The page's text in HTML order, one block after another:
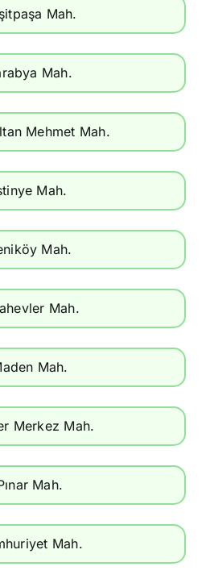
Mah.
Mah.
Mehmet Mah.
Mah.
Mah.
Mah.
Mah.
Merkez Mah.
Mah.
Mah.